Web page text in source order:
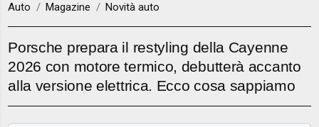
Auto Magazine Novità auto
Porsche prepara il restyling della Cayenne
2026 con motore termico, debutterà accanto
alla versione elettrica. Ecco cosa sappiamo